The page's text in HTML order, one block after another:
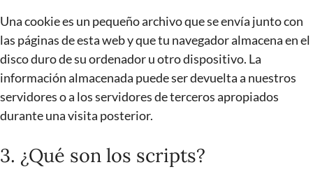
Una cookie es un pequeño archivo que se envía junto con
las páginas de esta web y que tu navegador almacena en el
disco duro de su ordenador u otro dispositivo. La
información almacenada puede ser devuelta a nuestros
servidores o a los servidores de terceros apropiados
durante una visita posterior.
3. ¿Qué son los scripts?